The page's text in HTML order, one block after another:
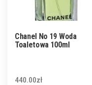
Chanel No 19 Woda
Toaletowa 100ml
440.00zł